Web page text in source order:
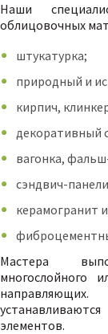
Наши
облицовочных
штукатурка;
природный и
кирпич,
декоративный
вагонка,
сэндвич-
керамогранит
Мастера
многослойного
элементов.